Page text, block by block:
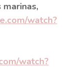
watch?
watch?